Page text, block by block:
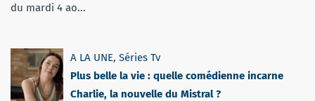
du mardi 4 ao...
A LA UNE, Séries Tv
Plus belle la vie : quelle comédienne incarne
Charlie, la nouvelle du Mistral ?